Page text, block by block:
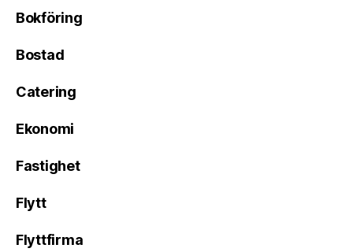
Bokföring
Bostad
Catering
Ekonomi
Fastighet
Flytt
Flyttfirma